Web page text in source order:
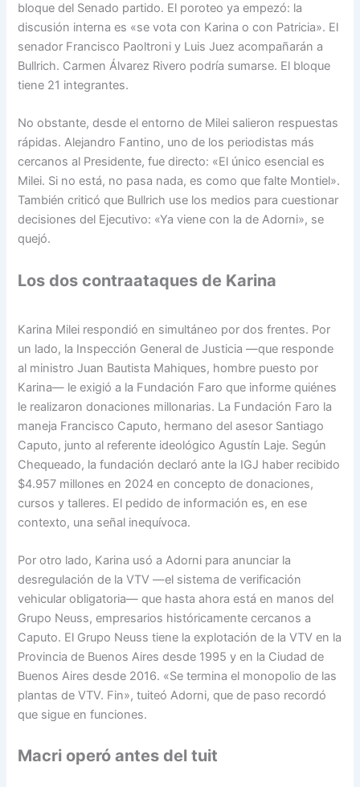
bloque del Senado partido. El poroteo ya empezó: la
discusión interna es «se vota con Karina o con Patricia». El
senador Francisco Paoltroni y Luis Juez acompañarán a
Bullrich. Carmen Álvarez Rivero podría sumarse. El bloque
tiene 21 integrantes.
No obstante, desde el entorno de Milei salieron respuestas
rápidas. Alejandro Fantino, uno de los periodistas más
cercanos al Presidente, fue directo: «El único esencial es
Milei. Si no está, no pasa nada, es como que falte Montiel».
También criticó que Bullrich use los medios para cuestionar
decisiones del Ejecutivo: «Ya viene con la de Adorni», se
quejó.
Los dos contraataques de Karina
Karina Milei respondió en simultáneo por dos frentes. Por
un lado, la Inspección General de Justicia —que responde
al ministro Juan Bautista Mahiques, hombre puesto por
Karina— le exigió a la Fundación Faro que informe quiénes
le realizaron donaciones millonarias. La Fundación Faro la
maneja Francisco Caputo, hermano del asesor Santiago
Caputo, junto al referente ideológico Agustín Laje. Según
Chequeado, la fundación declaró ante la IGJ haber recibido
$4.957 millones en 2024 en concepto de donaciones,
cursos y talleres. El pedido de información es, en ese
contexto, una señal inequívoca.
Por otro lado, Karina usó a Adorni para anunciar la
desregulación de la VTV —el sistema de verificación
vehicular obligatoria— que hasta ahora está en manos del
Grupo Neuss, empresarios históricamente cercanos a
Caputo. El Grupo Neuss tiene la explotación de la VTV en la
Provincia de Buenos Aires desde 1995 y en la Ciudad de
Buenos Aires desde 2016. «Se termina el monopolio de las
plantas de VTV. Fin», tuiteó Adorni, que de paso recordó
que sigue en funciones.
Macri operó antes del tuit